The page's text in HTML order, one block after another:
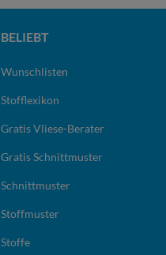
BELIEBT
Wunschlisten
Stofflexikon
Gratis Vliese-Berater
Gratis Schnittmuster
Schnittmuster
Stoffmuster
Stoffe